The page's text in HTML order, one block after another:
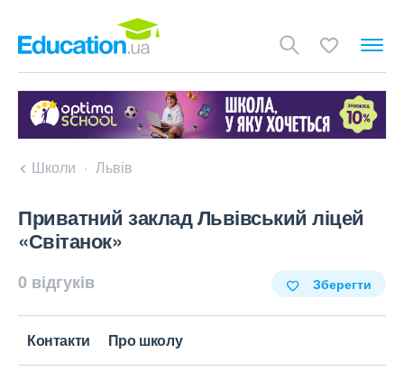
Школи Львів
Приватний заклад Львівський ліцей
«Світанок»
0 відгуків Зберегти
Контакти Про школу